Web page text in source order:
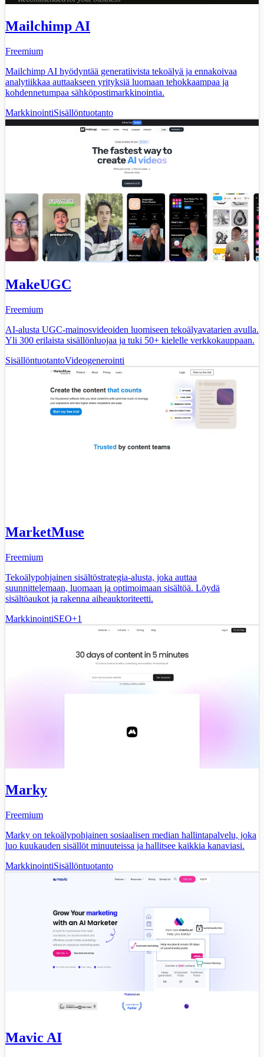
Mailchimp AI
Freemium
Mailchimp AI hyödyntää generatiivista tekoälyä ja ennakoivaa
analytiikkaa auttaakseen yrityksiä luomaan tehokkaampaa ja
kohdennetumpaa sähköpostimarkkinointia.
MarkkinointiSisällöntuotanto
MakeUGC
Freemium
AI-alusta UGC-mainosvideoiden luomiseen tekoälyavatarien avulla.
Yli 300 erilaista sisällönluojaa ja tuki 50+ kielelle verkkokauppaan.
SisällöntuotantoVideogenerointi
MarketMuse
Freemium
Tekoälypohjainen sisältöstrategia-alusta, joka auttaa
suunnittelemaan, luomaan ja optimoimaan sisältöä. Löydä
sisältöaukot ja rakenna aiheauktoriteetti.
MarkkinointiSEO+1
Marky
Freemium
Marky on tekoälypohjainen sosiaalisen median hallintapalvelu, joka
luo kuukauden sisällöt minuuteissa ja hallitsee kaikkia kanaviasi.
MarkkinointiSisällöntuotanto
Mavic AI